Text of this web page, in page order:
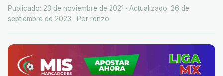
Publicado: 23 de noviembre de 2021 · Actualizado: 26 de
septiembre de 2023 · Por renzo